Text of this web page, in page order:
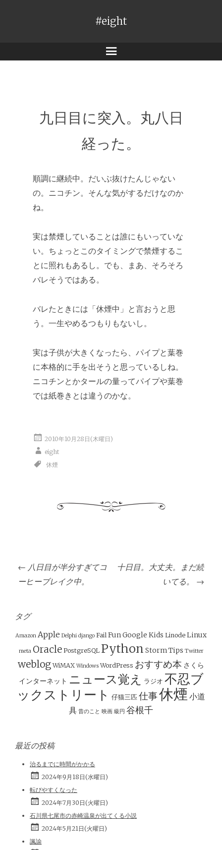
#eight
メ
九日目に突入。丸八日
経った。
順調に継続中。だいぶ抜けたんじゃない
の。ニコチン。そんな気がするだけなのか
ね。
実は禁煙していることは誰にもいっていな
い。ちょっとこのタイミングで禁煙するこ
とに照れもあるし。でも、まあ、そろそろ
バレそうではある。
バレたときには「休煙中」と言おうと思
う。一生やめるつもりもないし。
実は子供が大きくなったら、パイプと葉巻
に本格的に手を出そうと思っているしね。
ニコチンとかタールの量ってパイプや葉巻
では紙巻きとは違うのかな。
2010年10月28日(木曜日)
eight
休煙
投
稿
ナ
ビ
ゲ
ー
シ
ョ
ン
← 八日目が半分すぎてコ
ーヒーブレイク中。
十日目。大丈夫。まだ続
いてる。 →
タグ
Amazon Apple Delphi django Fail FunGoogle Kids Linode Linux
meta Oracle PostgreSQL Python StormTips Twitter
weblog WiMAX Windows WordPress おすすめ本 さくら
インターネット ニュース覚え ラジオ 不忍ブ
ックストリート
仔猫三匹 仕事休煙 小道
具 昔のこと 映画 級円 谷根千
最近の投稿
治るまでに時間がかかる
2024年9月18日(水曜日)
転びやすくなった
2024年7月30日(火曜日)
石川県七尾市の赤崎温泉が出てくる小説
2024年5月21日(火曜日)
諷諭